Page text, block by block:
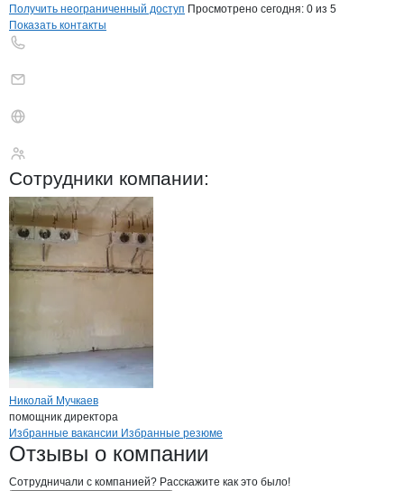
Получить неограниченный доступ Просмотрено сегодня: 0 из 5
Показать контакты
Сотрудники компании:
Николай Мучкаев
помощник директора
Брендыкомпани ЦЭБ Антиарис
Вакансии вЦЭБ Антиарис
Избранные вакансии Избранные резюме
Новости oЦЭБ Антиарис, ООО
Отзывы о компании
Сотрудничали с компанией? Расскажите как это было!